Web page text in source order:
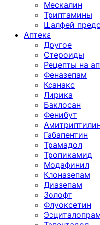
Мескалин
Триптамины
Шалфей
Аптека
Другое
Стероиды
Рецепты на
Феназепам
Ксанакс
Лирика
Баклосан
Фенибут
Габапентин
Трамадол
Тропикамид
Модафинил
Клоназепам
Диазепам
Золофт
Флуоксетин
Эсциталопрам